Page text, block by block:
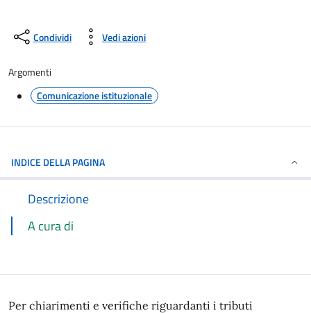
Condividi Vedi azioni
Argomenti
Comunicazione istituzionale
INDICE DELLA PAGINA
Descrizione
A cura di
Per chiarimenti e verifiche riguardanti i tributi